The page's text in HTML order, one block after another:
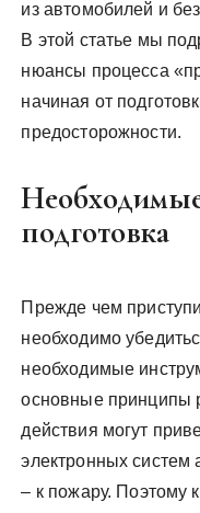
из автомобилей и
В этой статье мы
нюансы процесса
начиная от
предосторожности.
подготовка
Прежде чем
необходимо
необходимые
основные принципы
действия могут
электронных систем
– к пожару. Поэтому